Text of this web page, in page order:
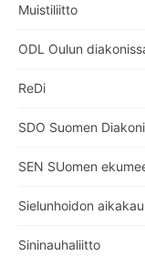
Muistiliitto
ODL Oulun
ReDi
SDO Suomen
SEN SUomen
Sielunhoidon
Sininauhaliitto